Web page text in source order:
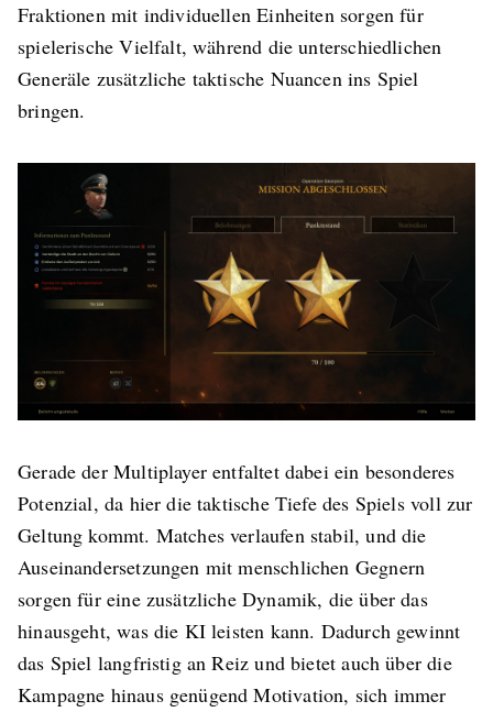
Fraktionen mit individuellen Einheiten sorgen für
spielerische Vielfalt, während die unterschiedlichen
Generäle zusätzliche taktische Nuancen ins Spiel
bringen.
Gerade der Multiplayer entfaltet dabei ein besonderes
Potenzial, da hier die taktische Tiefe des Spiels voll zur
Geltung kommt. Matches verlaufen stabil, und die
Auseinandersetzungen mit menschlichen Gegnern
sorgen für eine zusätzliche Dynamik, die über das
hinausgeht, was die KI leisten kann. Dadurch gewinnt
das Spiel langfristig an Reiz und bietet auch über die
Kampagne hinaus genügend Motivation, sich immer